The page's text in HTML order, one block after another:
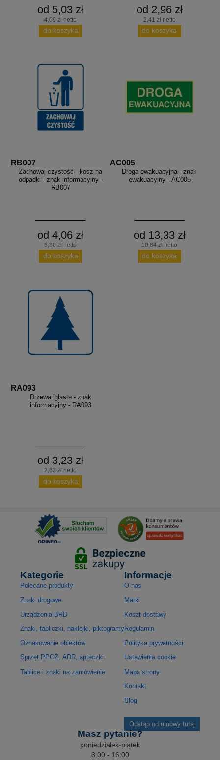
od 5,03 zł
4,09 zł netto
do koszyka
od 2,96 zł
2,41 zł netto
do koszyka
RB007
Zachowaj czystość - kosz na
odpadki - znak informacyjny -
RB007
od 4,06 zł
3,30 zł netto
do koszyka
AC005
Droga ewakuacyjna - znak
ewakuacyjny - AC005
od 13,33 zł
10,84 zł netto
do koszyka
RA093
Drzewa iglaste - znak
informacyjny - RA093
od 3,23 zł
2,63 zł netto
do koszyka
Kategorie
Polecane produkty
Znaki drogowe
Urządzenia BRD
Znaki, tabliczki, naklejki, piktogramy
Oznakowanie obiektów
Sprzęt PPOŻ, ADR, apteczki
Tablice i znaki na zamówienie
Informacje
O nas
Marki
Koszt dostawy
Regulamin
Polityka prywatności
Ustawienia cookie
Mapa strony
Kontakt
Blog
Odstąp od umowy tutaj
Masz pytanie?
poniedziałek-piątek
8:00 - 16:00